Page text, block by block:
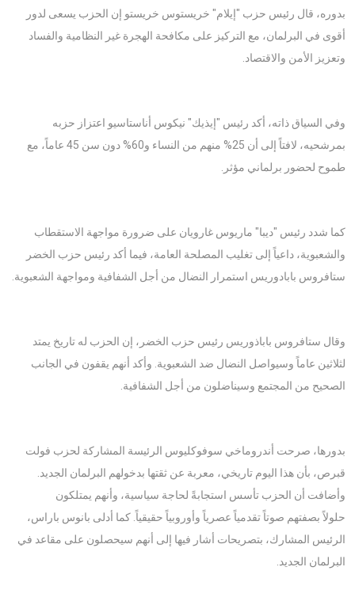
بدوره، قال رئيس حزب "إيلام" خريستوس خريستو إن الحزب يسعى لدور
أقوى في البرلمان، مع التركيز على مكافحة الهجرة غير النظامية والفساد
وتعزيز الأمن والاقتصاد.
وفي السياق ذاته، أكد رئيس "إيذيك" نيكوس أناستاسيو اعتزاز حزبه
بمرشحيه، لافتاً إلى أن 25% منهم من النساء و60% دون سن 45 عاماً، مع
طموح لحضور برلماني مؤثر.
كما شدد رئيس "ديبا" ماريوس غارويان على ضرورة مواجهة الاستقطاب
والشعبوية، داعياً إلى تغليب المصلحة العامة، فيما أكد رئيس حزب الخضر
ستافروس بابادوريس استمرار النضال من أجل الشفافية ومواجهة الشعبوية.
وقال ستافروس باباذوريس رئيس حزب الخضر، إن الحزب له تاريخ يمتد
لثلاثين عاماً وسيواصل النضال ضد الشعبوية. وأكد أنهم يقفون في الجانب
الصحيح من المجتمع وسيناضلون من أجل الشفافية.
بدورها، صرحت أندروماخي سوفوكليوس الرئيسة المشاركة لحزب فولت
قبرص، بأن هذا اليوم تاريخي، معربة عن ثقتها بدخولهم البرلمان الجديد.
وأضافت أن الحزب تأسس استجابةً لحاجة سياسية، وأنهم يمتلكون
حلولاً بصفتهم صوتاً تقدمياً عصرياً وأوروبياً حقيقياً. كما أدلى بانوس باراس،
الرئيس المشارك، بتصريحات أشار فيها إلى أنهم سيحصلون على مقاعد في
البرلمان الجديد.